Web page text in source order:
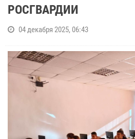
РОСГВАРДИИ
04 декабря 2025, 06:43